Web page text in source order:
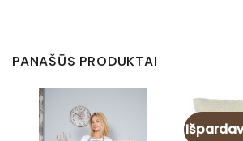
PANAŠŪS PRODUKTAI